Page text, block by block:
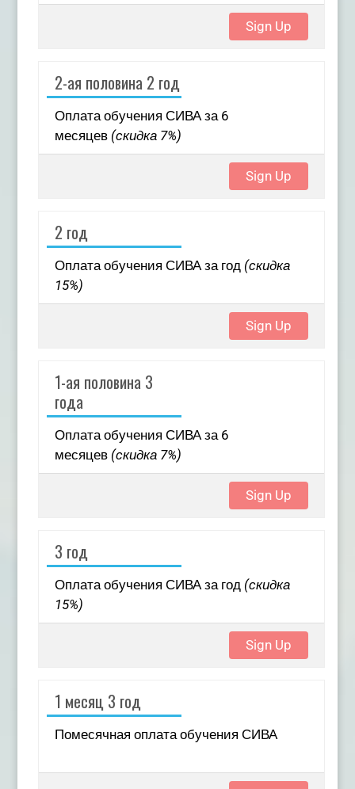
Sign Up
2-ая половина 2 год
Оплата обучения СИВА за 6
месяцев (скидка 7%)
Sign Up
2 год
Оплата обучения СИВА за год (скидка
15%)
Sign Up
1-ая половина 3
года
Оплата обучения СИВА за 6
месяцев (скидка 7%)
Sign Up
3 год
Оплата обучения СИВА за год (скидка
15%)
Sign Up
1 месяц 3 год
Помесячная оплата обучения СИВА